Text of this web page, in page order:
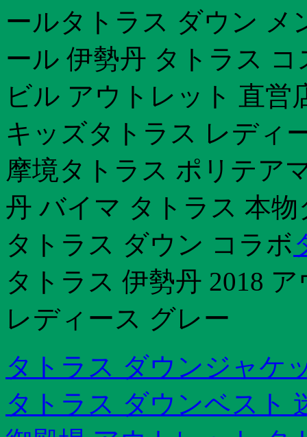
ールタトラス ダウン メ
ール 伊勢丹 タトラス
ビル アウトレット 直
キッズタトラス レディ
摩境タトラス ポリテア
丹 バイマ タトラス 本
タトラス ダウン コラボ
タトラス 伊勢丹 2018
レディース グレー
タトラス ダウンジャケ
タトラス ダウンベスト